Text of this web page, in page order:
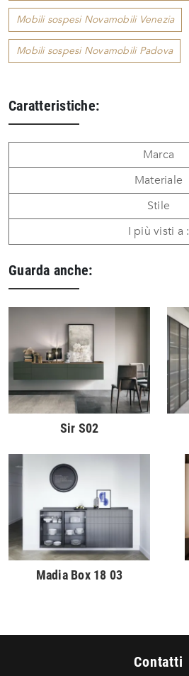
Mobili sospesi Novamobili Venezia
Mobili sospesi Novamobili Padova
Caratteristiche:
Marca
Materiale
Stile
I più visti a :
Guarda anche:
Sir S02
Madia Box 18 03
Contatti